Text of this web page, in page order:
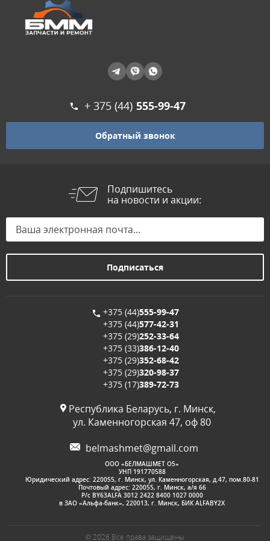
+ 375 (44) 555-99-47
Обратный звонок
Подпишитесь
на новости и акции:
+375 (44)555-99-47
+375 (44)577-42-31
+375 (29)252-33-64
+375 (33)386-12-40
+375 (29)352-68-42
+375 (29)320-98-37
+375 (17)389-72-73
Республика Беларусь, г. Минск,
ул. Каменногорская 47, оф 80
belmashmet@gmail.com
OOО «БЕЛМАШМЕТ О5»
УНП 191770588
Юридический адрес: 220055, г. Минск, ул. Каменногорская, д.47, пом.80-81
Почтовый адрес: 220055, г. Минск, а/я 66
Р/с BY63ALFA 3012 2422 8400 1027 0000
в ЗАО «Альфа-банк», 220013, г. Минск, БИК ALFABY2X
© 2026 Все права защищены